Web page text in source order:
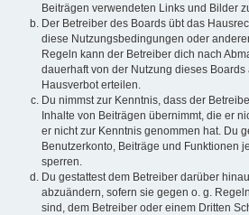
Beiträgen verwendeten Links und Bilder
Der Betreiber des Boards übt das
diese Nutzungsbedingungen oder
Regeln kann der Betreiber dich nach
dauerhaft von der Nutzung dieses
Hausverbot erteilen.
Du nimmst zur Kenntnis, dass der
Inhalte von Beiträgen übernimmt, die er
er nicht zur Kenntnis genommen hat. Du
Benutzerkonto, Beiträge und Funktionen
sperren.
Du gestattest dem Betreiber darüber
abzuändern, sofern sie gegen o. g.
sind, dem Betreiber oder einem Dritten